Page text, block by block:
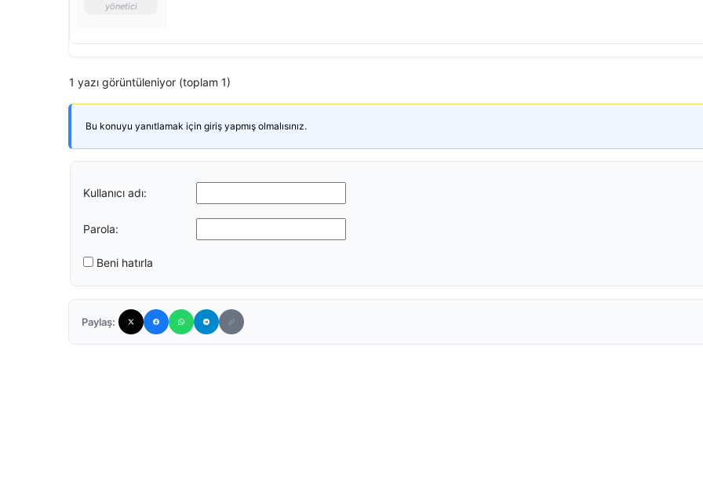
yönetici
1 yazı görüntüleniyor (toplam 1)
Bu konuyu yanıtlamak için giriş yapmış olmalısınız.
Kullanıcı adı:
Parola:
Beni hatırla
Paylaş: